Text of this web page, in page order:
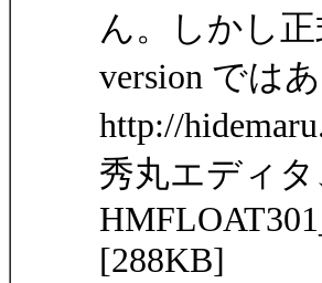
ん。しかし正
version では
http://
秀丸エディタ
[288KB]